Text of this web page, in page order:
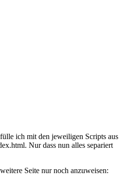
ich mit den jeweiligen Scripts aus
Nur dass nun alles separiert
Seite nur noch anzuweisen: